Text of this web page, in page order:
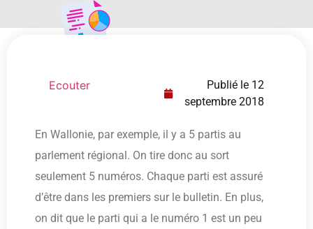
Ecouter Publié le 12
septembre 2018
En Wallonie, par exemple, il y a 5 partis au
parlement régional. On tire donc au sort
seulement 5 numéros. Chaque parti est assuré
d’être dans les premiers sur le bulletin. En plus,
on dit que le parti qui a le numéro 1 est un peu